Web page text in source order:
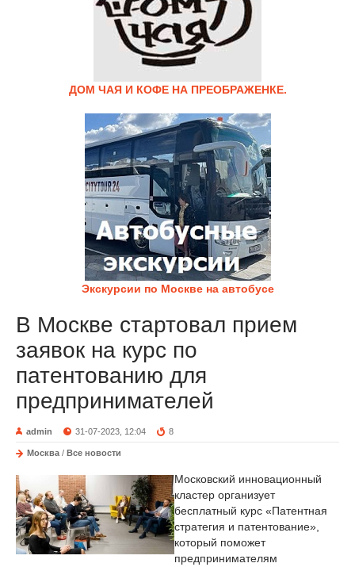
ДОМ ЧАЯ И КОФЕ НА ПРЕОБРАЖЕНКЕ.
Экскурсии по Москве на автобусе
В Москве стартовал прием
заявок на курс по
патентованию для
предпринимателей
admin 31-07-2023, 12:04 8
Москва / Все новости
Московский инновационный
кластер организует
бесплатный курс «Патентная
стратегия и патентование»,
который поможет
предпринимателям